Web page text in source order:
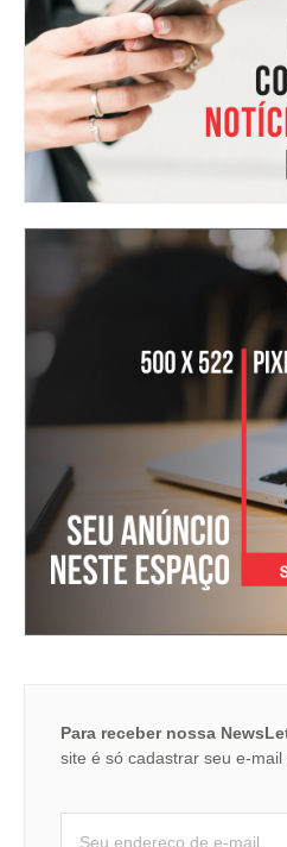
Para receber nossa
site é só cadastrar seu e-mail